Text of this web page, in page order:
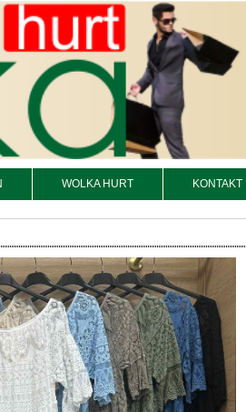
WOLKA HURT KONTAKT